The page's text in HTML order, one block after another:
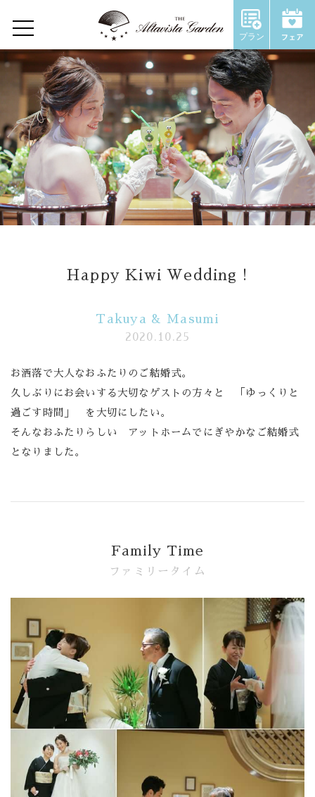
プラン
Home
Concept
Restaurant
Wedding
ウェディングトップ
施設のご紹介
Food
Movie
これから挙式を
Membership
レポート
Party Report
After Story
Party
フロアガイド
Wedding Report
Happy Kiwi Wedding !
Takuya & Masumi
2020.10.25
お洒落で大人なおふたりのご結婚式。
久しぶりにお会いする大切なゲストの方々と 「ゆっくりと
過ごす時間」 を大切にしたい。
そんなおふたりらしい アットホームでにぎやかなご結婚式
となりました。
Family Time
ファミリータイム